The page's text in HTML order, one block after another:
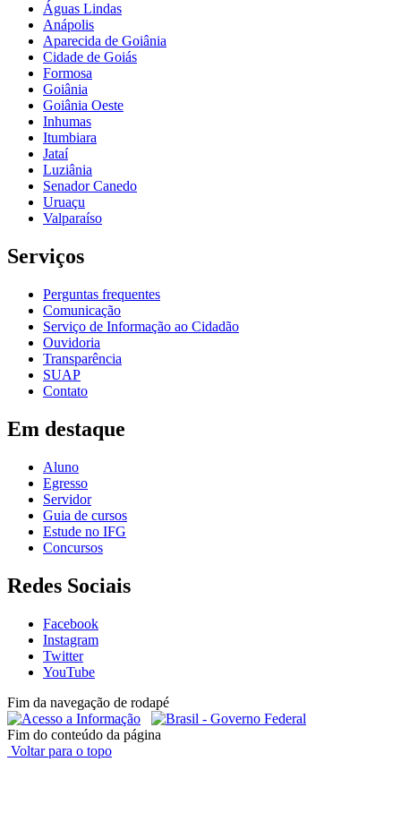
Águas Lindas
Anápolis
Aparecida de Goiânia
Cidade de Goiás
Formosa
Goiânia
Goiânia Oeste
Inhumas
Itumbiara
Jataí
Luziânia
Senador Canedo
Uruaçu
Valparaíso
Serviços
Perguntas frequentes
Comunicação
Serviço de Informação ao Cidadão
Ouvidoria
Transparência
SUAP
Contato
Em destaque
Aluno
Egresso
Servidor
Guia de cursos
Estude no IFG
Concursos
Redes Sociais
Facebook
Instagram
Twitter
YouTube
Fim da navegação de rodapé
Fim do conteúdo da página
Voltar para o topo